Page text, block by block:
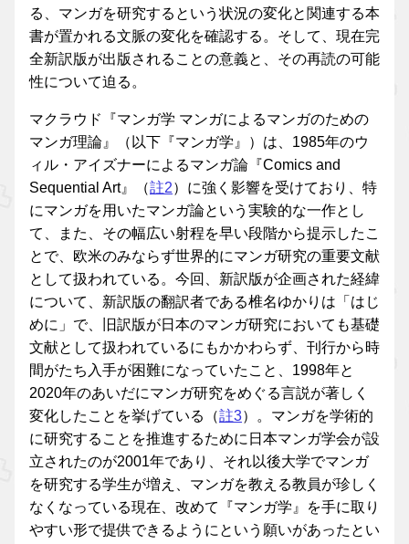
る、マンガを研究するという状況の変化と関連する本
書が置かれる文脈の変化を確認する。そして、現在完
全新訳版が出版されることの意義と、その再読の可能
性について迫る。
マクラウド『マンガ学 マンガによるマンガのための
マンガ理論』（以下『マンガ学』）は、1985年のウ
ィル・アイズナーによるマンガ論『Comics and
Sequential Art』（註2）に強く影響を受けており、特
にマンガを用いたマンガ論という実験的な一作とし
て、また、その幅広い射程を早い段階から提示したこ
とで、欧米のみならず世界的にマンガ研究の重要文献
として扱われている。今回、新訳版が企画された経緯
について、新訳版の翻訳者である椎名ゆかりは「はじ
めに」で、旧訳版が日本のマンガ研究においても基礎
文献として扱われているにもかかわらず、刊行から時
間がたち入手が困難になっていたこと、1998年と
2020年のあいだにマンガ研究をめぐる言説が著しく
変化したことを挙げている（註3）。マンガを学術的
に研究することを推進するために日本マンガ学会が設
立されたのが2001年であり、それ以後大学でマンガ
を研究する学生が増え、マンガを教える教員が珍しく
なくなっている現在、改めて『マンガ学』を手に取り
やすい形で提供できるようにという願いがあったとい